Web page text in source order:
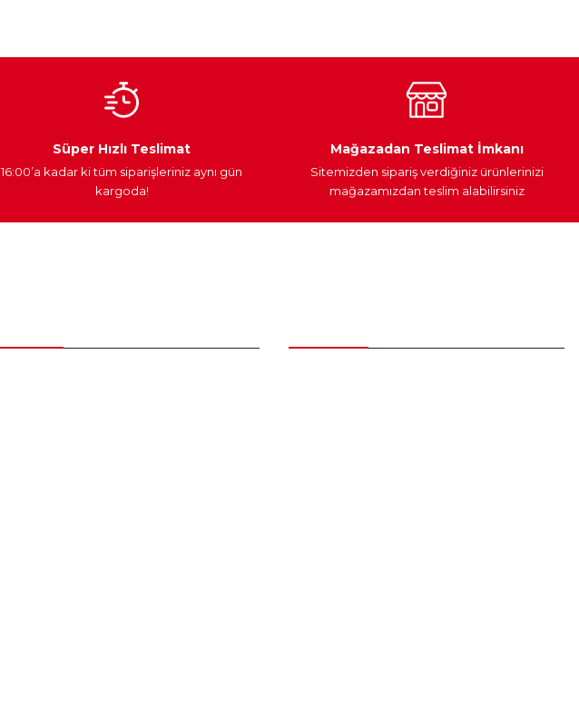
Araç Farları Yedek Parça
Süper Hızlı Teslimat
16:00’a kadar ki tüm siparişleriniz aynı gün
kargoda!
Mağazadan Teslimat İmkanı
Sitemizden sipariş verdiğiniz ürünlerinizi
mağazamızdan teslim alabilirsiniz